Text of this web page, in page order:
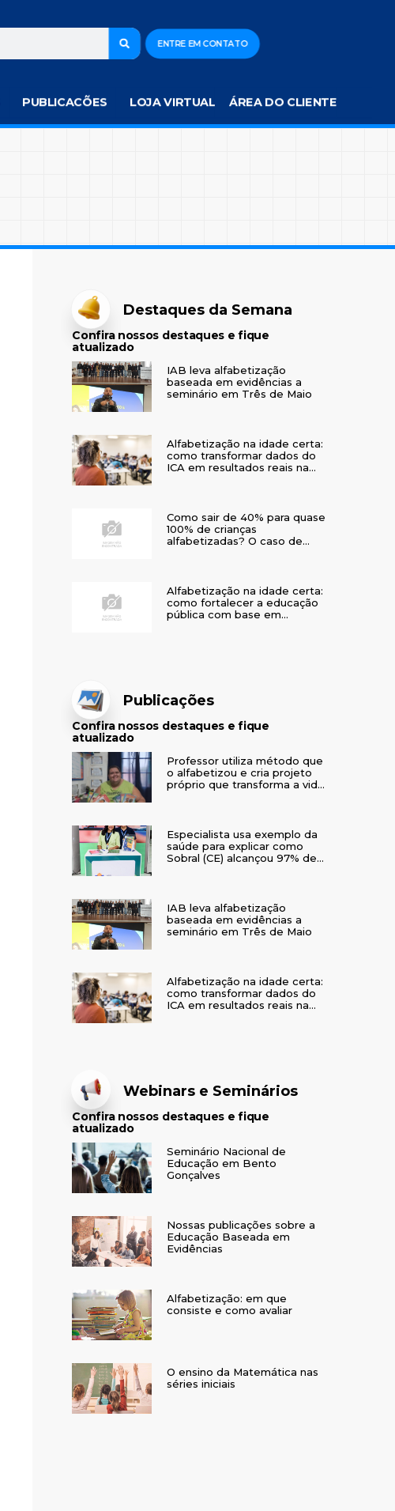
ENTRE EM CONTATO
PUBLICACÕES LOJA VIRTUAL ÁREA DO CLIENTE
Destaques da Semana
Confira nossos destaques e fique
atualizado
IAB leva alfabetização
baseada em evidências a
seminário em Três de Maio
Alfabetização na idade certa:
como transformar dados do
ICA em resultados reais na
Como sair de 40% para quase
100% de crianças
alfabetizadas? O caso de
Alfabetização na idade certa:
como fortalecer a educação
pública com base em
Publicações
Confira nossos destaques e fique
atualizado
Professor utiliza método que
o alfabetizou e cria projeto
próprio que transforma a vida
Especialista usa exemplo da
saúde para explicar como
Sobral (CE) alcançou 97% de
IAB leva alfabetização
baseada em evidências a
seminário em Três de Maio
Alfabetização na idade certa:
como transformar dados do
ICA em resultados reais na
Webinars e Seminários
Confira nossos destaques e fique
atualizado
Seminário Nacional de
Educação em Bento
Gonçalves
Nossas publicações sobre a
Educação Baseada em
Evidências
Alfabetização: em que
consiste e como avaliar
O ensino da Matemática nas
séries iniciais